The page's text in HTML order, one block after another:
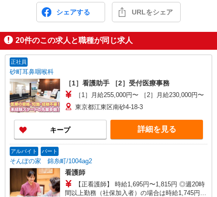
シェアする URLをシェア
20件のこの求人と職種が同じ求人
正社員
砂町耳鼻咽喉科
［1］看護助手 ［2］受付医療事務
［1］月給255,000円〜 ［2］月給230,000円〜
東京都江東区南砂4-18-3
キープ 詳細を見る
アルバイト パート
そんぽの家 錦糸町/1004ag2
看護師
【正看護師】 時給1,695円〜1,815円 ◎週20時
間以上勤務（社保加入者）の場合は時給1,745円〜